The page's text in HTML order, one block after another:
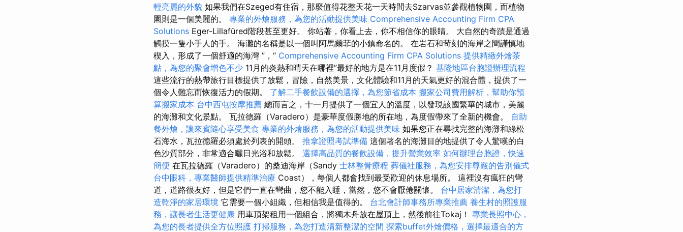
輕亮麗的外貌 如果我們在Szeged有住宿，那麼值得花整天花一天時間去Szarvas並參觀植物園，而植物
園則是一個美麗的。 專業的外燴服務，為您的活動提供美味 Comprehensive Accounting Firm CPA
Solutions Eger-Lillafüred階段甚至更好。 你站著，你看上去，你不相信你的眼睛。 大自然的奇蹟是通過
觸摸一隻小手人的手。 海灘的名稱是以一個叫阿馬爾菲的小鎮命名的。 在岩石和苛刻的海岸之間謹慎地
楔入，形成了一個舒適的海灣 ”，“ Comprehensive Accounting Firm CPA Solutions 提供精緻外燴茶
點，為您的聚會增色不少 11月的炎熱和晴天在哪裡”最好的地方是在11月度假？ 基隆地區台胞證辦理流程
這些流行的熱帶旅行目標提供了放鬆，冒險，自然美景，文化體驗和11月的天氣更好的混合體，提供了一
個令人難忘而恢復活力的假期。 了解二手餐飲設備的選擇，為您節省成本 搬家公司費用解析，幫助你預
算搬家成本 台中西屯按摩推薦 總而言之，十一月提供了一個宜人的溫度，以發現該國繁華的城市，美麗
的海灘和文化景點。 瓦拉德羅（Varadero）是豪華度假勝地的所在地，為度假帶來了全新的機會。 自助
餐外燴，讓來賓隨心享受美食 專業的外燴服務，為您的活動提供美味 如果您正在尋找完整的海灘和綠松
石海水，瓦拉德羅必須處於列表的開頭。 推拿證照考試準備 這個著名的海灘目的地提供了令人驚嘆的白
色沙質部分，非常適合曬日光浴和放鬆。 選擇高品質的餐飲設備，提升營業效率 如何辦理台胞證，快速
簡便 在瓦拉德羅（Varadero）的桑迪海岸（Sandy 士林整骨療程 葬儀社服務，為您安排尊嚴的告別儀式
台中眼科，專業醫師提供精準治療 Coast），每個人都會找到最受歡迎的休息場所。 這裡沒有瘋狂的彎
道，道路很友好，但是它們一直在彎曲，您不能入睡，當然，您不會厭倦關懷。 台中居家清潔，為您打
造乾淨的家居環境 它需要一個小組織，但相信我是值得的。 台北會計師事務所專業推薦 養生村的照護服
務，讓長者生活更健康 用車頂架租用一個組合，將獨木舟放在屋頂上，然後前往Tokaj！ 專業長照中心，
為您的長者提供全方位照護 打掃服務，為您打造清新整潔的空間 探索buffet外燴價格，選擇最適合的方